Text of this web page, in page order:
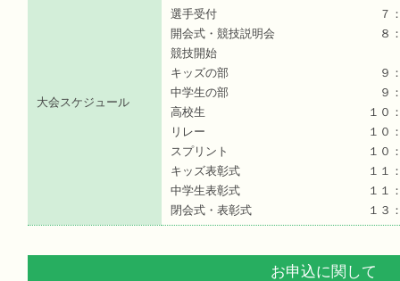
大会スケジュール
選手受付 ７：３０～
開会式・競技説明会 ８：１
競技開始
キッズの部 ９：０
中学生の部 ９：５
高校生 １０：３
リレー １０：３
スプリント １０：３
キッズ表彰式 １１：０
中学生表彰式 １１：３
閉会式・表彰式 １３：
お申込に関して